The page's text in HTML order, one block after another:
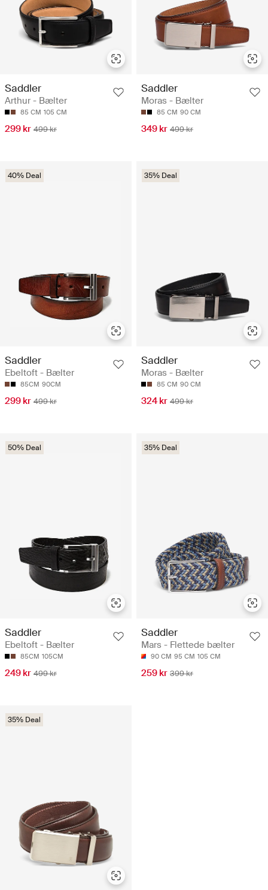
Saddler
Arthur - Bælter
85 CM 105 CM
299 kr 499 kr
Saddler
Moras - Bælter
85 CM 90 CM
349 kr 499 kr
40% Deal
Saddler
Ebeltoft - Bælter
85CM 90CM
299 kr 499 kr
35% Deal
Saddler
Moras - Bælter
85 CM 90 CM
324 kr 499 kr
50% Deal
Saddler
Ebeltoft - Bælter
85CM 105CM
249 kr 499 kr
35% Deal
Saddler
Mars - Flettede bælter
90 CM 95 CM 105 CM
259 kr 399 kr
35% Deal